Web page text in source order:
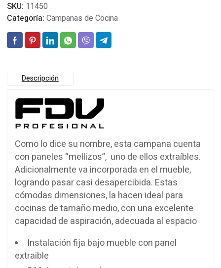
SKU: 11450
Categoría: Campanas de Cocina
Descripción
Como lo dice su nombre, esta campana cuenta
con paneles “mellizos”, uno de ellos extraíbles.
Adicionalmente va incorporada en el mueble,
logrando pasar casi desapercibida. Estas
cómodas dimensiones, la hacen ideal para
cocinas de tamaño medio, con una excelente
capacidad de aspiración, adecuada al espacio
Instalación fija bajo mueble con panel
extraible